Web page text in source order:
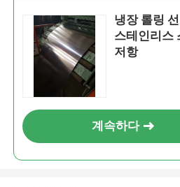
냉장 롤링
스테인리스
저항
계속하다